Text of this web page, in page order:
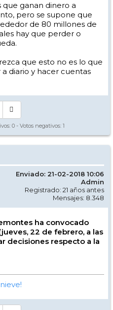
ganan dinero a
pero se supone que
de 80 millones de
hay que perder o
que esto no es lo que
diario y hacer cuentas
0 - Votos negativos: 1
Enviado: 21-02-2018 10:06
Admin
Registrado: 21 años antes
Mensajes: 8.348
ha convocado
22 de febrero, a las
decisiones respecto a la